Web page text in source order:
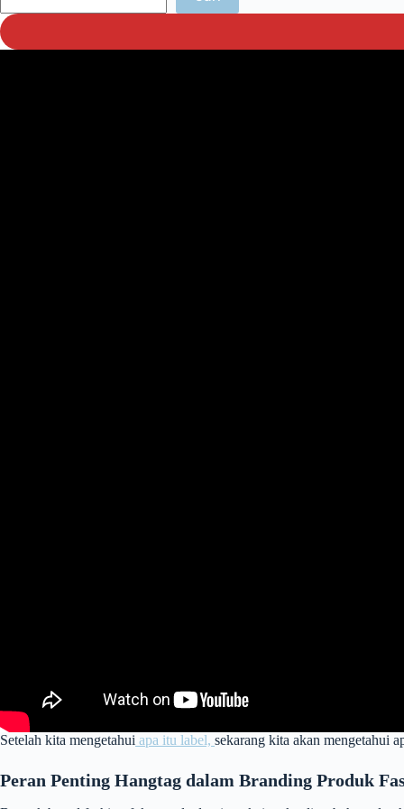
Setelah kita mengetahui apa itu label, sekarang kita akan mengetahui
Peran Penting Hangtag dalam Branding Produk